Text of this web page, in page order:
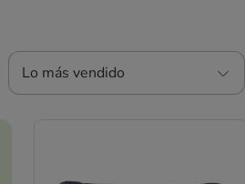
Lo más vendido